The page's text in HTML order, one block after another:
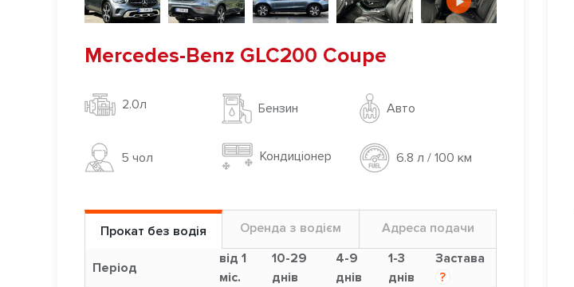
Mercedes-Benz GLC200 Coupe
2.0л Бензин Авто
5 чoл Кондиціонер 6.8 л / 100 км
Прокат без водія Оренда з водієм Адреса подачи
Період
від 1
міс.
10-29
днів
4-9
днів
1-3
днів
Застава
?